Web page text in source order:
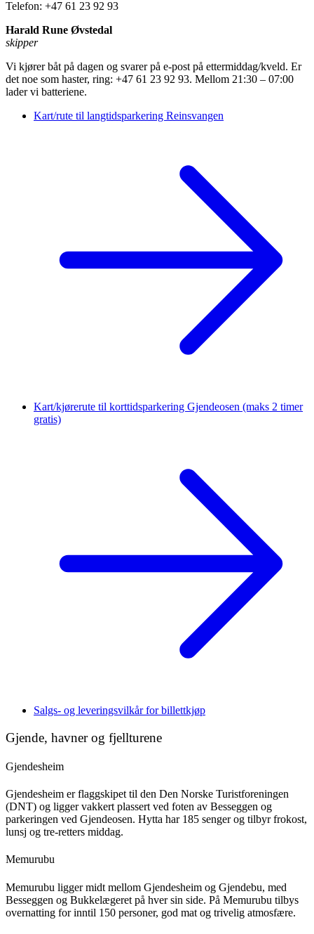
Telefon: +47 61 23 92 93
Harald Rune Øvstedal
skipper
Vi kjører båt på dagen og svarer på e-post på ettermiddag/kveld. Er
det noe som haster, ring: +47 61 23 92 93. Mellom 21:30 – 07:00
lader vi batteriene.
Kart/rute til langtidsparkering Reinsvangen
Kart/kjørerute til korttidsparkering Gjendeosen (maks 2 timer
gratis)
Salgs- og leveringsvilkår for billettkjøp
Gjende, havner og fjellturene
Gjendesheim
Gjendesheim er flaggskipet til den Den Norske Turistforeningen
(DNT) og ligger vakkert plassert ved foten av Besseggen og
parkeringen ved Gjendeosen. Hytta har 185 senger og tilbyr frokost,
lunsj og tre-retters middag.
Memurubu
Memurubu ligger midt mellom Gjendesheim og Gjendebu, med
Besseggen og Bukkelægeret på hver sin side. På Memurubu tilbys
overnatting for inntil 150 personer, god mat og trivelig atmosfære.